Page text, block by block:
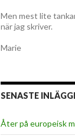
Men mest lite
när jag skriver.
Marie
SENASTE
Åter på europeisk